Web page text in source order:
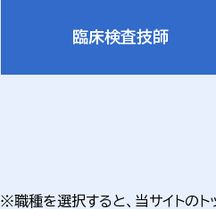
臨床検査技師
※職種を選択すると、当サイトのト